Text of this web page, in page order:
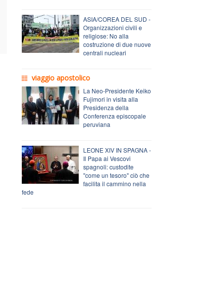
ASIA/COREA DEL SUD -
Organizzazioni civili e
religiose: No alla
costruzione di due nuove
centrali nucleari
viaggio apostolico
La Neo-Presidente Keiko
Fujimori in visita alla
Presidenza della
Conferenza episcopale
peruviana
LEONE XIV IN SPAGNA -
Il Papa ai Vescovi
spagnoli: custodite
"come un tesoro" ciò che
facilita il cammino nella
fede